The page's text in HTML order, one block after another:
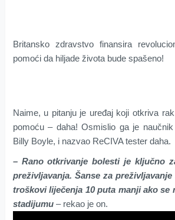
Britansko zdravstvo finansira
pomoći da hiljade života bude spašeno!
Naime, u pitanju je uređaj koji otkriva
pomoću – daha! Osmislio ga je
Billy Boyle, i nazvao ReCIVA tester daha.
– Rano otkrivanje bolesti je ključno
preživljavanja. Šanse za
troškovi liječenja 10 puta manji ako se
stadijumu– rekao je on.